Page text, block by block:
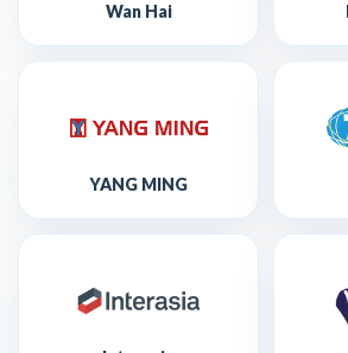
Wan Hai
YANG MING